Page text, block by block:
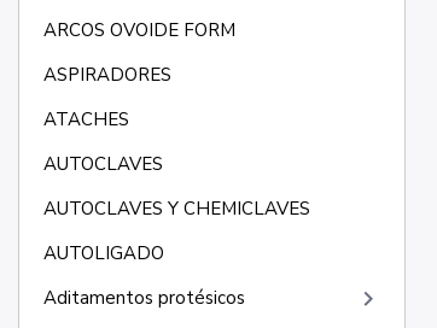
ARCOS OVOIDE FORM
ASPIRADORES
ATACHES
AUTOCLAVES
AUTOCLAVES Y CHEMICLAVES
AUTOLIGADO
Aditamentos protésicos
keyboard_arrow_right